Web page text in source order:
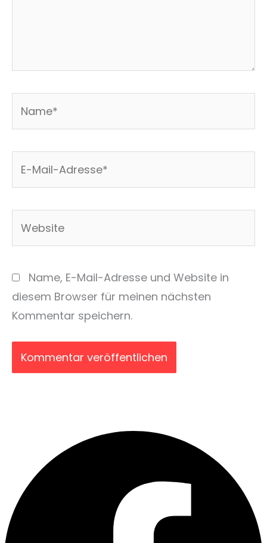
Name, E-Mail-Adresse und Website in
diesem Browser für meinen nächsten
Kommentar speichern.